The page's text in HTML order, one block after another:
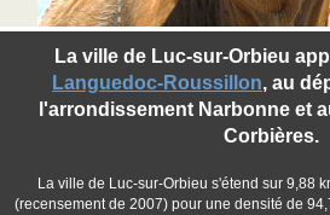
La ville de Luc-sur-Orbieu
Languedoc-Roussillon, au
l'arrondissement Narbonne et
Corbières.
La ville de Luc-sur-Orbieu s'étend sur 9,88
(recensement de 2007) pour une densité de